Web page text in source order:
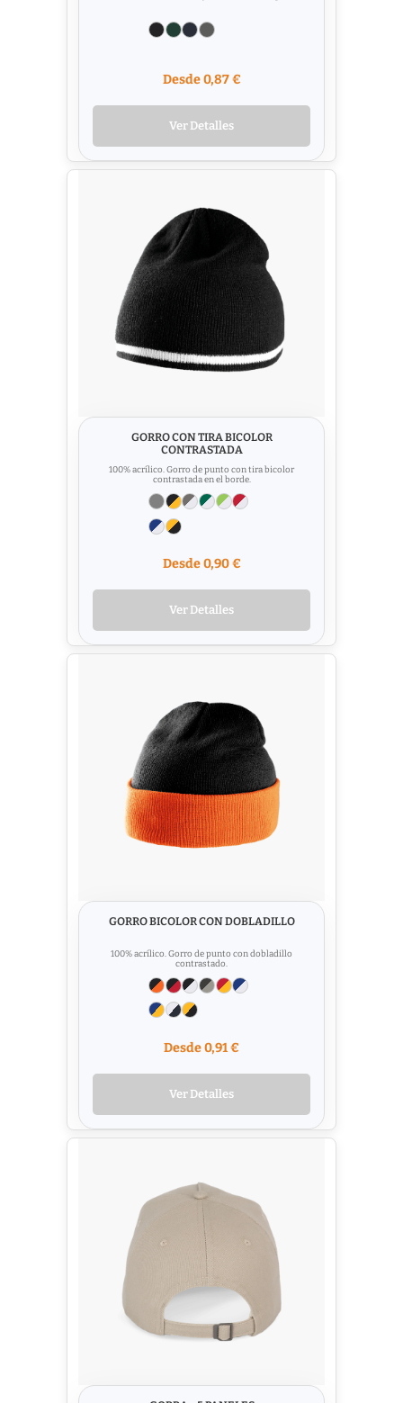
Desde 0,87 €
Ver Detalles
GORRO CON TIRA BICOLOR
CONTRASTADA
100% acrílico. Gorro de punto con tira bicolor
contrastada en el borde.
Desde 0,90 €
Ver Detalles
GORRO BICOLOR CON DOBLADILLO
100% acrílico. Gorro de punto con dobladillo
contrastado.
Desde 0,91 €
Ver Detalles